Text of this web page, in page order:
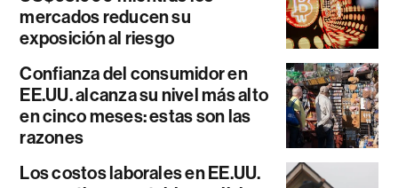
mercados reducen su
exposición al riesgo
Confianza del consumidor en
EE.UU. alcanza su nivel más alto
en cinco meses: estas son las
razones
Los costos laborales en EE.UU.